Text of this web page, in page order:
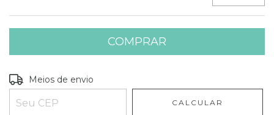
Entregas para o CEP:
Meios de envio
CALCULAR